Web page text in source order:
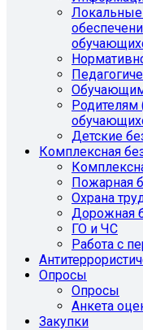
Родителям
Детские
Комплексная
Пожарная
Охрана
Дорожная
ГО и ЧС
Работа с
Опросы
Опросы
Анкета
Закупки